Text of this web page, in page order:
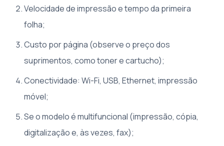
Velocidade de impressão e tempo da primeira
folha;
Custo por página (observe o preço dos
suprimentos, como toner e cartucho);
Conectividade: Wi-Fi, USB, Ethernet, impressão
móvel;
Se o modelo é multifuncional (impressão, cópia,
digitalização e, às vezes, fax);